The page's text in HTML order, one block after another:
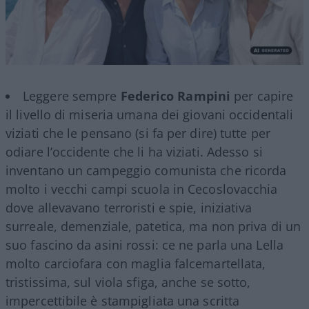
Leggere sempre Federico Rampini per capire
il livello di miseria umana dei giovani occidentali
viziati che le pensano (si fa per dire) tutte per
odiare l’occidente che li ha viziati. Adesso si
inventano un campeggio comunista che ricorda
molto i vecchi campi scuola in Cecoslovacchia
dove allevavano terroristi e spie, iniziativa
surreale, demenziale, patetica, ma non priva di un
suo fascino da asini rossi: ce ne parla una Lella
molto carciofara con maglia falcemartellata,
tristissima, sul viola sfiga, anche se sotto,
impercettibile è stampigliata una scritta